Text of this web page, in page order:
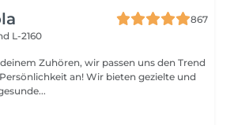
867
L-2160
Zuhören, wir passen uns den Trend
an! Wir bieten gezielte und